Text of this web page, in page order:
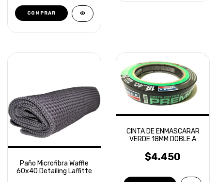
Paño Microfibra Waffle
60x40 Detailing Laffitte
CINTA DE ENMASCARAR
VERDE 18MM DOBLE A
$4.450